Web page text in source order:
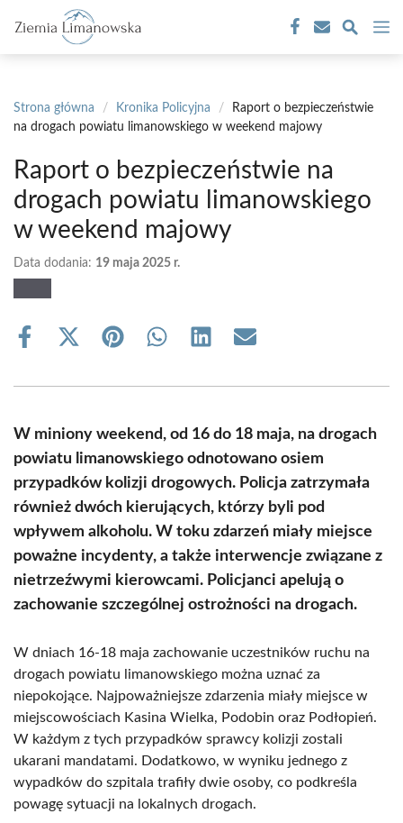
treści
Strona główna / Kronika Policyjna /
Raport o bezpieczeństwie
na drogach powiatu limanowskiego w weekend majowy
Raport o bezpieczeństwie na
drogach powiatu limanowskiego
w weekend majowy
Data dodania: 19 maja 2025 r.
Share
Share
(Twitter)
Share Share Share Share
W miniony weekend, od 16 do 18 maja, na drogach
powiatu limanowskiego odnotowano osiem
przypadków kolizji drogowych. Policja zatrzymała
również dwóch kierujących, którzy byli pod
wpływem alkoholu. W toku zdarzeń miały miejsce
poważne incydenty, a także interwencje związane z
nietrzeźwymi kierowcami. Policjanci apelują o
zachowanie szczególnej ostrożności na drogach.
W dniach 16-18 maja zachowanie uczestników ruchu na
drogach powiatu limanowskiego można uznać za
niepokojące. Najpoważniejsze zdarzenia miały miejsce w
miejscowościach Kasina Wielka, Podobin oraz Podłopień.
W każdym z tych przypadków sprawcy kolizji zostali
ukarani mandatami. Dodatkowo, w wyniku jednego z
wypadków do szpitala trafiły dwie osoby, co podkreśla
powagę sytuacji na lokalnych drogach.